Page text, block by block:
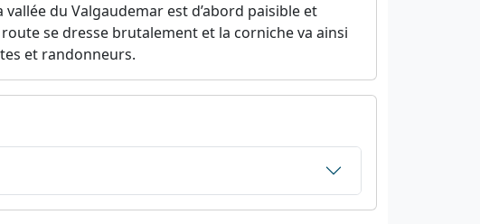
du Valgaudemar est d’abord paisible et
se dresse brutalement et la corniche va ainsi
et randonneurs.